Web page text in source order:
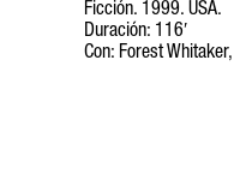
Ficción. 1999. USA.
Duración: 116′
Con: Forest